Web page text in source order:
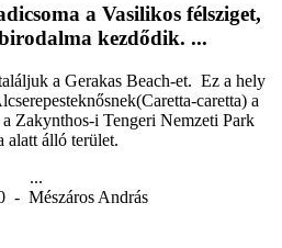
a Vasilikos félsziget,
kezdődik. ...
a Gerakas Beach-et. Ez a hely
caretta) a
Zakynthos-i Tengeri Nemzeti Park
alatt álló terület.
...
- Mészáros András